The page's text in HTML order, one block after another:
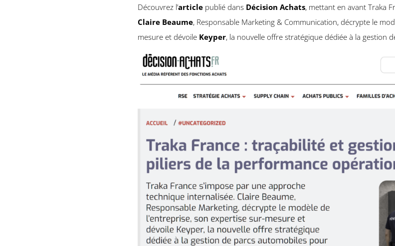
Découvrez l’article publié dans Décision Achats, mettant en avant Traka
Claire Beaume, Responsable Marketing & Communication, décrypte le
mesure et dévoile Keyper, la nouvelle offre stratégique dédiée à la gestion